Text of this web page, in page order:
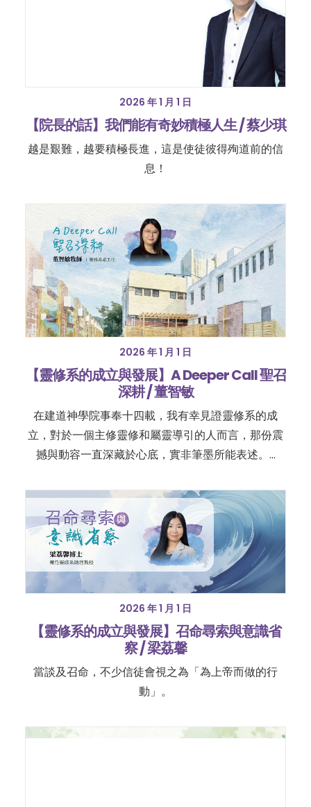
2026 年 1 月 1 日
【院長的話】我們能有奇妙積極人生 / 蔡少琪
越是艱難，越要積極長進，這是使徒彼得殉道前的信
息！
2026 年 1 月 1 日
【靈修系的成立與發展】A Deeper Call 聖召
深耕 / 董智敏
在建道神學院事奉十四載，我有幸見證靈修系的成
立，對於一個主修靈修和屬靈導引的人而言，那份震
撼與動容一直深藏於心底，實非筆墨所能表述。…
2026 年 1 月 1 日
【靈修系的成立與發展】召命尋索與意識省
察 / 梁荔馨
當談及召命，不少信徒會視之為「為上帝而做的行
動」。